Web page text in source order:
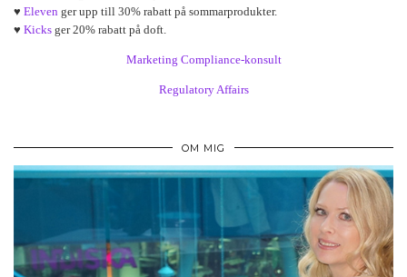
♥ Eleven ger upp till 30% rabatt på sommarprodukter.
♥ Kicks ger 20% rabatt på doft.
Marketing Compliance-konsult
Regulatory Affairs
OM MIG